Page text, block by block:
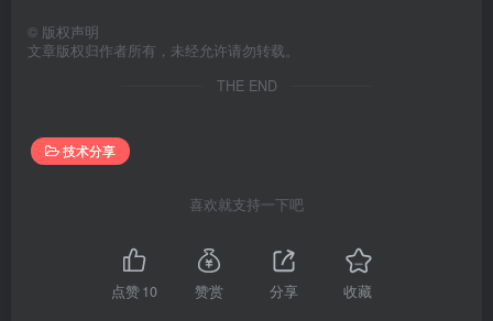
© 版权声明
文章版权归作者所有，未经允许请勿转载。
THE END
技术分享
喜欢就支持一下吧
点赞10 赞赏 分享 收藏